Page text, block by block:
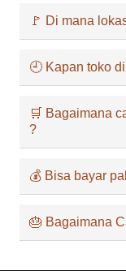
🚩 Di mana
🕘 Kapan toko
🛒 Bagaimana
?
💰 Bisa bayar
🎂 Bagaimana